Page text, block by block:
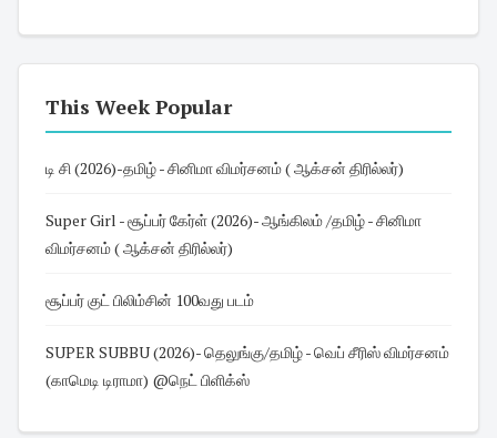
This Week Popular
டி சி (2026)-தமிழ் - சினிமா விமர்சனம் ( ஆக்சன் திரில்லர்)
Super Girl - சூப்பர் கேர்ள் (2026)- ஆங்கிலம் /தமிழ் - சினிமா
விமர்சனம் ( ஆக்சன் திரில்லர்)
சூப்பர் குட் பிலிம்சின் 100வது படம்
SUPER SUBBU (2026)- தெலுங்கு/தமிழ் - வெப் சீரிஸ் விமர்சனம்
(காமெடி டிராமா) @நெட் பிளிக்ஸ்